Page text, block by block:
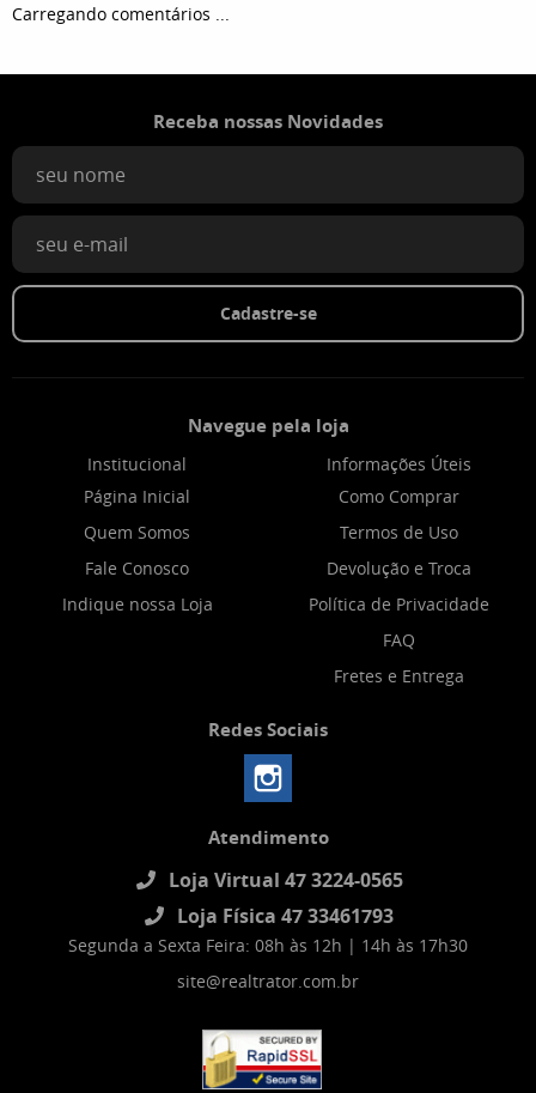
Carregando comentários ...
Receba nossas Novidades
Cadastre-se
Navegue pela loja
Institucional
Página Inicial
Quem Somos
Fale Conosco
Indique nossa Loja
Informações Úteis
Como Comprar
Termos de Uso
Devolução e Troca
Política de Privacidade
FAQ
Fretes e Entrega
Redes Sociais
Atendimento
Loja Virtual 47 3224-0565
Loja Física 47 33461793
Segunda a Sexta Feira: 08h às 12h | 14h às 17h30
site@realtrator.com.br